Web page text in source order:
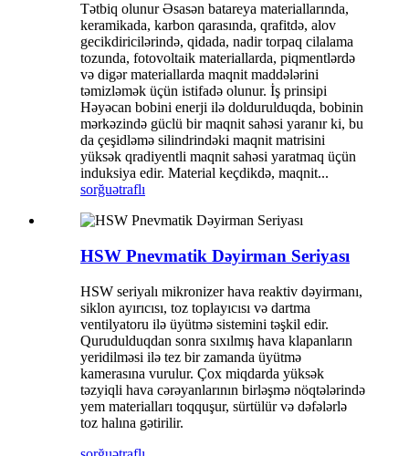
Tətbiq olunur Əsasən batareya materiallarında,
keramikada, karbon qarasında, qrafitdə, alov
gecikdiricilərində, qidada, nadir torpaq cilalama
tozunda, fotovoltaik materiallarda, piqmentlərdə
və digər materiallarda maqnit maddələrini
təmizləmək üçün istifadə olunur. İş prinsipi
Həyəcan bobini enerji ilə doldurulduqda, bobinin
mərkəzində güclü bir maqnit sahəsi yaranır ki, bu
da çeşidləmə silindrindəki maqnit matrisini
yüksək qradiyentli maqnit sahəsi yaratmaq üçün
induksiya edir. Material keçdikdə, maqnit...
sorğuətraflı
HSW Pnevmatik Dəyirman Seriyası
HSW seriyalı mikronizer hava reaktiv dəyirmanı,
siklon ayırıcısı, toz toplayıcısı və dartma
ventilyatoru ilə üyütmə sistemini təşkil edir.
Qurudulduqdan sonra sıxılmış hava klapanların
yeridilməsi ilə tez bir zamanda üyütmə
kamerasına vurulur. Çox miqdarda yüksək
təzyiqli hava cərəyanlarının birləşmə nöqtələrində
yem materialları toqquşur, sürtülür və dəfələrlə
toz halına gətirilir.